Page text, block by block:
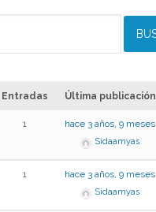
Entradas Última publicación
1 hace 3 años, 9 meses
Sidaamyas
1 hace 3 años, 9 meses
Sidaamyas